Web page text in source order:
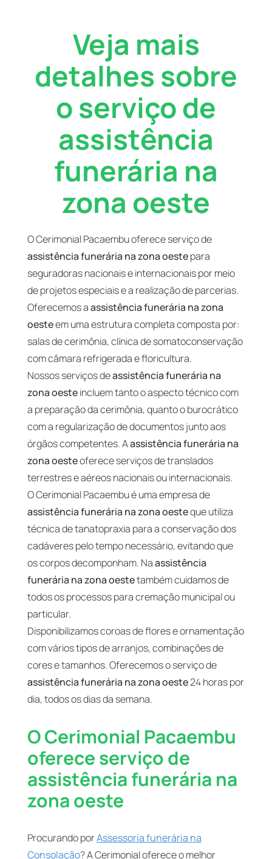
Veja mais
detalhes sobre
o serviço de
assistência
funerária na
zona oeste
O Cerimonial Pacaembu oferece serviço de
assistência funerária na zona oestepara
seguradoras nacionais e internacionais por meio
de projetos especiais e a realização de parcerias.
Oferecemos aassistência funerária na zona
oesteem uma estrutura completa composta por:
salas de cerimônia, clínica de somatoconservação
com câmara refrigerada e floricultura.
Nossos serviços deassistência funerária na
zona oesteincluem tanto o aspecto técnico com
a preparação da cerimônia, quanto o burocrático
com a regularização de documentos junto aos
órgãos competentes. Aassistência funerária na
zona oesteoferece serviços de translados
terrestres e aéreos nacionais ou internacionais.
O Cerimonial Pacaembu é uma empresa de
assistência funerária na zona oesteque utiliza
técnica de tanatopraxia para a conservação dos
cadáveres pelo tempo necessário, evitando que
os corpos decomponham. Naassistência
funerária na zona oestetambém cuidamos de
todos os processos para cremação municipal ou
particular.
Disponibilizamos coroas de flores e ornamentação
com vários tipos de arranjos, combinações de
cores e tamanhos. Oferecemos o serviço de
assistência funerária na zona oeste24 horas por
dia, todos os dias da semana.
O Cerimonial Pacaembu
oferece serviço de
assistência funerária na
zona oeste
Procurando porAssessoria funerária na
Consolação? A Cerimonial oferece o melhor